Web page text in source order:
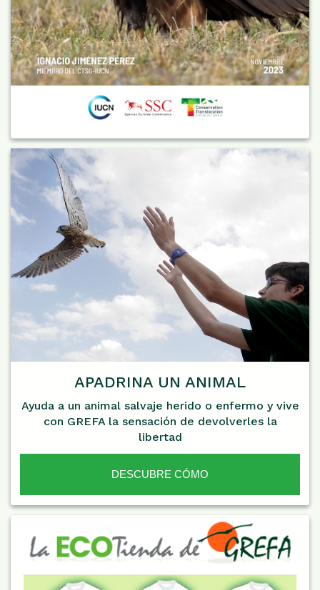
APADRINA UN ANIMAL
Ayuda a un animal salvaje herido o enfermo y vive
con GREFA la sensación de devolverles la
libertad
DESCUBRE CÓMO